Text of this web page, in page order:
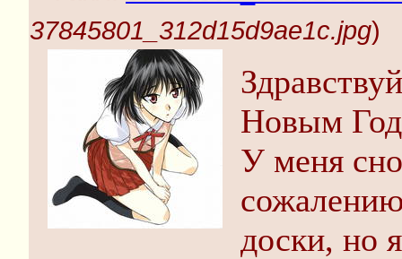
37845801_312d15d9ae1c.jpg)
Новым
У меня
доски, но